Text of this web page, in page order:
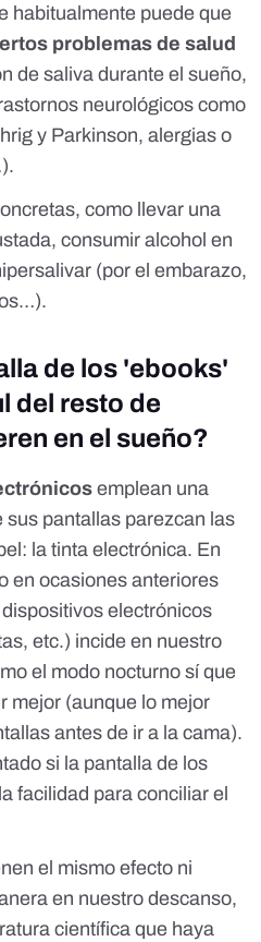
habitualmente puede que
problemas de salud
de saliva durante el sueño,
neurológicos como
y Parkinson, alergias o
como llevar una
consumir alcohol en
(por el embarazo,
de los 'ebooks'
del resto de
en el sueño?
emplean una
pantallas parezcan las
la tinta electrónica. En
en ocasiones anteriores
dispositivos electrónicos
etc.) incide en nuestro
el modo nocturno sí que
mejor (aunque lo mejor
antes de ir a la cama).
si la pantalla de los
facilidad para conciliar el
el mismo efecto ni
en nuestro descanso,
científica que haya